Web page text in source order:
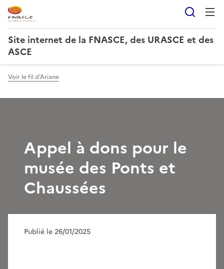
Site internet de la FNASCE, des URASCE et des
ASCE
Voir le fil d'Ariane
Appel à dons pour le
musée des Ponts et
Chaussées
Publié le 26/01/2025